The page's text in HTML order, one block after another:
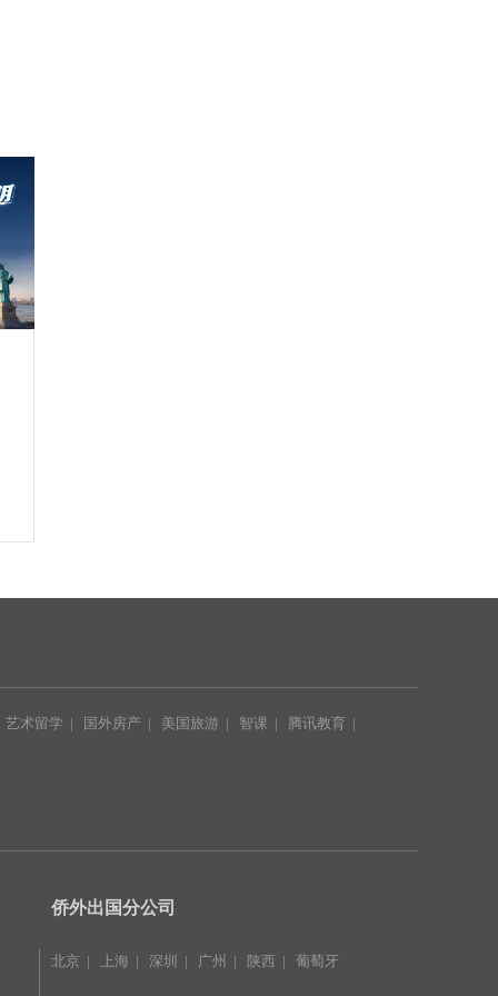
艺术留学 | 国外房产 | 美国旅游 | 智课 | 腾讯教育 |
侨外出国分公司
北京 | 上海 | 深圳 | 广州 | 陕西 | 葡萄牙